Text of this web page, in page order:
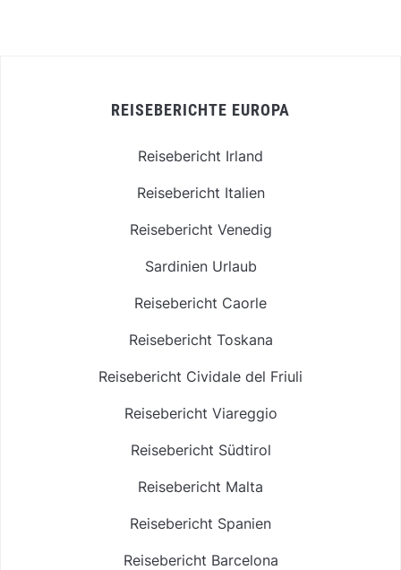
REISEBERICHTE EUROPA
Reisebericht Irland
Reisebericht Italien
Reisebericht Venedig
Sardinien Urlaub
Reisebericht Caorle
Reisebericht Toskana
Reisebericht Cividale del Friuli
Reisebericht Viareggio
Reisebericht Südtirol
Reisebericht Malta
Reisebericht Spanien
Reisebericht Barcelona